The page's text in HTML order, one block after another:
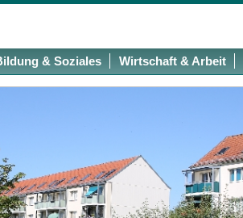
& Soziales Wirtschaft & Arbeit